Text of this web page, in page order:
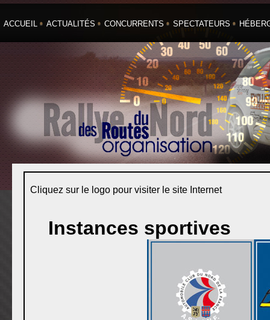
ACCUEIL ACTUALITÉS CONCURRENTS SPECTATEURS
Cliquez sur le logo pour visiter le site Internet
Instances sportives